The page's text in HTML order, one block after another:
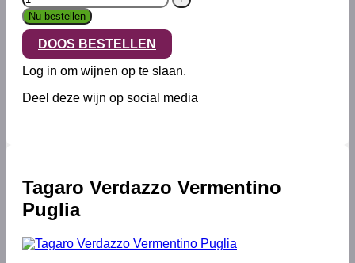
Nu bestellen
DOOS BESTELLEN
Log in om wijnen op te slaan.
Deel deze wijn op social media
Tagaro Verdazzo Vermentino
Puglia